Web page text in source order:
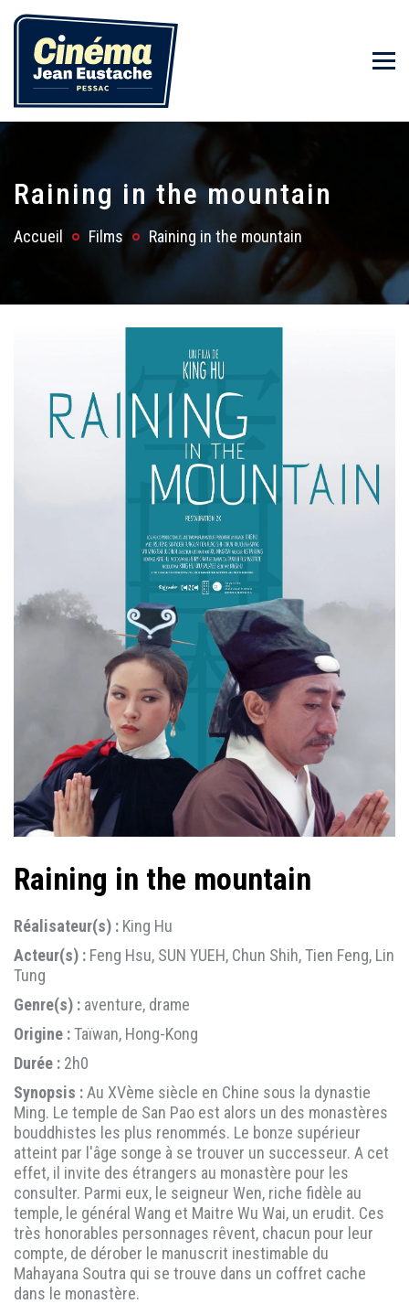
Raining in the mountain
Accueil Films Raining in the mountain
Raining in the mountain
Réalisateur(s) : King Hu
Acteur(s) : Feng Hsu, SUN YUEH, Chun Shih, Tien Feng, Lin
Tung
Genre(s) : aventure, drame
Origine :Taïwan, Hong-Kong
Durée : 2h0
Synopsis :Au XVème siècle en Chine sous la dynastie
Ming. Le temple de San Pao est alors un des monastères
bouddhistes les plus renommés. Le bonze supérieur
atteint par l'âge songe à se trouver un successeur. A cet
effet, il invite des étrangers au monastère pour les
consulter. Parmi eux, le seigneur Wen, riche fidèle au
temple, le général Wang et Maitre Wu Wai, un erudit. Ces
très honorables personnages rêvent, chacun pour leur
compte, de dérober le manuscrit inestimable du
Mahayana Soutra qui se trouve dans un coffret cache
dans le monastère.